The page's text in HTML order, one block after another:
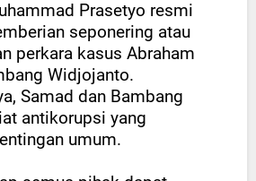
Prasetyo resmi
seponering atau
perkara kasus Abraham
Widjojanto.
Samad dan Bambang
antikorupsi yang
umum.